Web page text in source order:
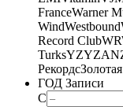
FranceWarner
WindWestbound
Record Club
TurksYZYZAN
Рекордс
ГОД Записи
С